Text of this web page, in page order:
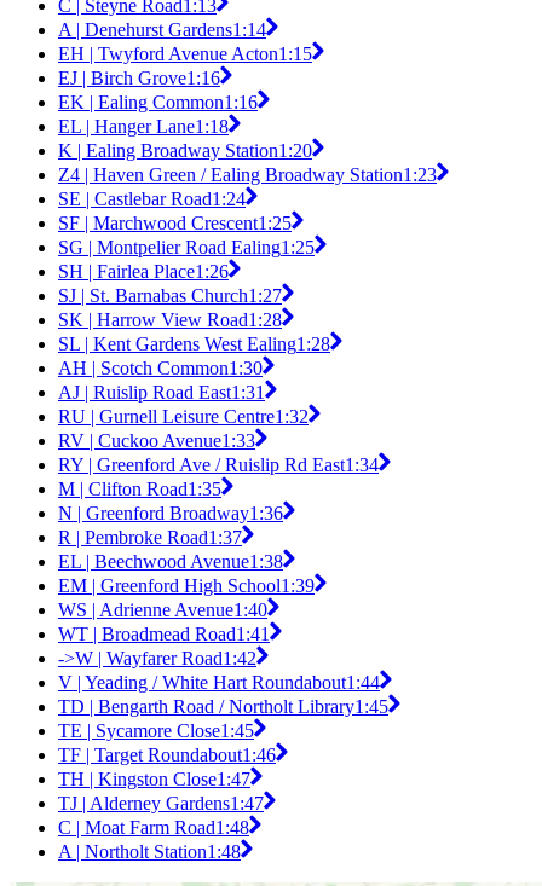
C | Steyne Road1:13
A | Denehurst Gardens1:14
EH | Twyford Avenue Acton1:15
EJ | Birch Grove1:16
EK | Ealing Common1:16
EL | Hanger Lane1:18
K | Ealing Broadway Station1:20
Z4 | Haven Green / Ealing Broadway Station1:23
SE | Castlebar Road1:24
SF | Marchwood Crescent1:25
SG | Montpelier Road Ealing1:25
SH | Fairlea Place1:26
SJ | St. Barnabas Church1:27
SK | Harrow View Road1:28
SL | Kent Gardens West Ealing1:28
AH | Scotch Common1:30
AJ | Ruislip Road East1:31
RU | Gurnell Leisure Centre1:32
RV | Cuckoo Avenue1:33
RY | Greenford Ave / Ruislip Rd East1:34
M | Clifton Road1:35
N | Greenford Broadway1:36
R | Pembroke Road1:37
EL | Beechwood Avenue1:38
EM | Greenford High School1:39
WS | Adrienne Avenue1:40
WT | Broadmead Road1:41
->W | Wayfarer Road1:42
V | Yeading / White Hart Roundabout1:44
TD | Bengarth Road / Northolt Library1:45
TE | Sycamore Close1:45
TF | Target Roundabout1:46
TH | Kingston Close1:47
TJ | Alderney Gardens1:47
C | Moat Farm Road1:48
A | Northolt Station1:48